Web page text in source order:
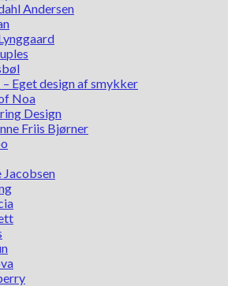
Andersen
– Eget design af smykker
Noa
Design
Friis Bjørner
Jacobsen